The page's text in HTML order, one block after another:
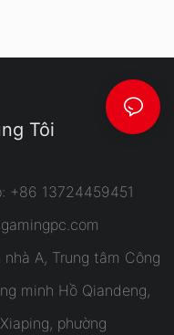
Tôi
+86 13724459451
A, Trung tâm Công
minh Hồ Qiandeng,
phường